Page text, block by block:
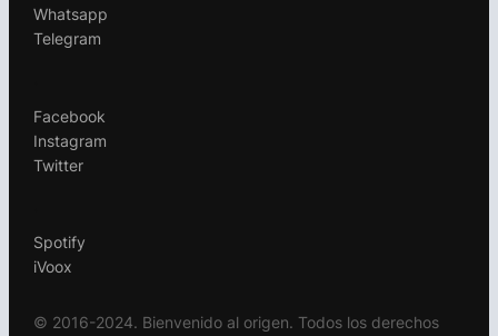
Whatsapp
Telegram
Facebook
Instagram
Twitter
Spotify
iVoox
© 2016-2024. Bienvenido al origen. Todos los derechos